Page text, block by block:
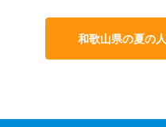
和歌山県の夏の